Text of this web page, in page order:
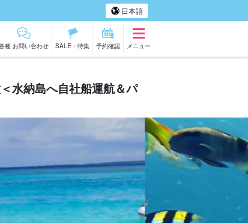
日本語
種 お問い合わせ SALE・特集 予約確認 メニュー
水納島へ自社船運航＆パ